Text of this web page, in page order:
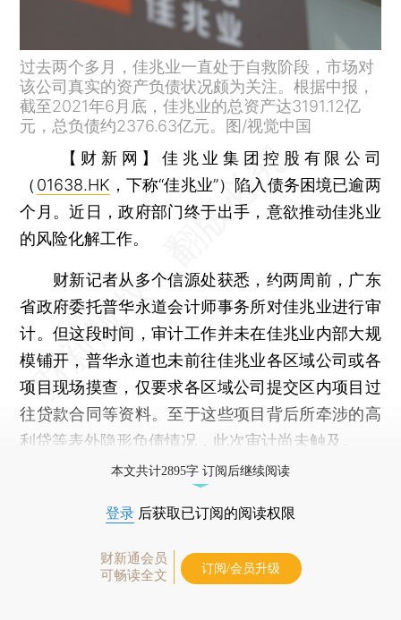
过去两个多月，佳兆业一直处于自救阶段，市场对
该公司真实的资产负债状况颇为关注。根据中报，
截至2021年6月底，佳兆业的总资产达3191.12亿
元，总负债约2376.63亿元。图/视觉中国
【财新网】佳兆业集团控股有限公司
（ 01638.HK ，下称“佳兆业”）陷入债务困境已逾两
个月。近日，政府部门终于出手，意欲推动佳兆业
的风险化解工作。
财新记者从多个信源处获悉，约两周前，广东
省政府委托普华永道会计师事务所对佳兆业进行审
计。但这段时间，审计工作并未在佳兆业内部大规
模铺开，普华永道也未前往佳兆业各区域公司或各
项目现场摸查，仅要求各区域公司提交区内项目过
往贷款合同等资料。至于这些项目背后所牵涉的高
利贷等表外隐形负债情况，此次审计尚未触及。
本文共计2895字 订阅后继续阅读
登录 后获取已订阅的阅读权限
财新通会员
可畅读全文
订阅/会员升级